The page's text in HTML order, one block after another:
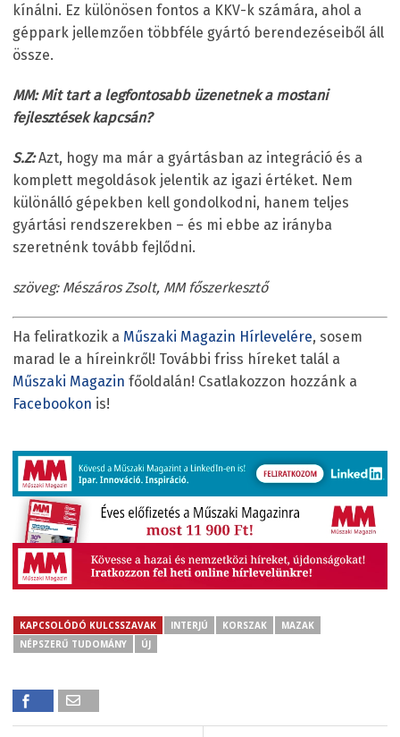
kínálni. Ez különösen fontos a KKV-k számára, ahol a
géppark jellemzően többféle gyártó berendezéseiből áll
össze.
MM: Mit tart a legfontosabb üzenetnek a mostani
fejlesztések kapcsán?
S.Z:Azt, hogy ma már a gyártásban az integráció és a
komplett megoldások jelentik az igazi értéket. Nem
különálló gépekben kell gondolkodni, hanem teljes
gyártási rendszerekben – és mi ebbe az irányba
szeretnénk tovább fejlődni.
szöveg: Mészáros Zsolt, MM főszerkesztő
Ha feliratkozik a Műszaki Magazin Hírlevelére, sosem
marad le a híreinkről! További friss híreket talál a
Műszaki Magazin főoldalán! Csatlakozzon hozzánk a
Facebookon is!
KAPCSOLÓDÓ KULCSSZAVAK INTERJÚ KORSZAK
MAZAK
NÉPSZERŰ TUDOMÁNY
ÚJ